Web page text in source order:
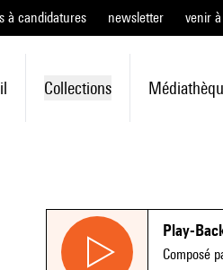
à candidatures newsletter venir
Collections
Play-
Composé